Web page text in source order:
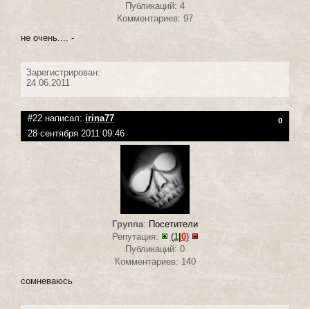
Публикаций: 4
Комментариев: 97
не очень.... -
Зарегистрирован:
24.06.2011
#22 написал: irina77 0
28 сентября 2011 09:46
Группа: Посетители
Репутация:
(1| 0)
Публикаций: 0
Комментариев: 140
сомневаюсь